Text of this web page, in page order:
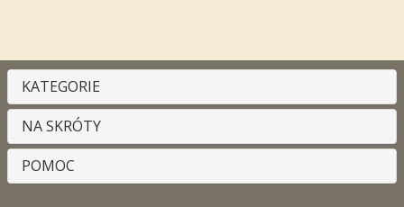
KATEGORIE
NA SKRÓTY
POMOC